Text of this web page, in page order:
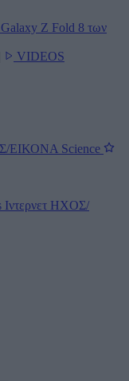
Z Fold 8 των
VIDEOS
ΕΙΚΟΝΑ Science
Ιντερνετ ΗΧΟΣ/